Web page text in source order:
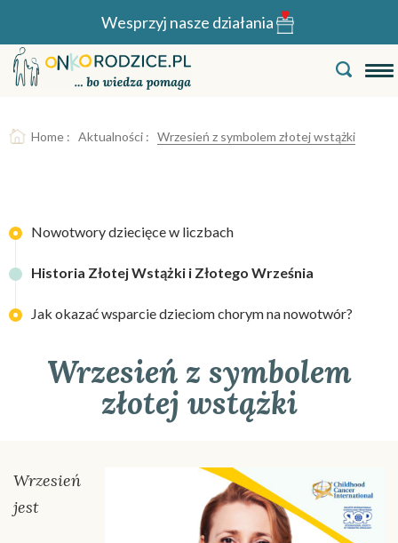
Wesprzyj nasze działania
Home : Aktualności : Wrzesień z symbolem złotej wstążki
Nowotwory dziecięce w liczbach
Historia Złotej Wstążki i Złotego Września
Jak okazać wsparcie dzieciom chorym na nowotwór?
Wrzesień
jest
Wrzesień z symbolem
złotej wstążki